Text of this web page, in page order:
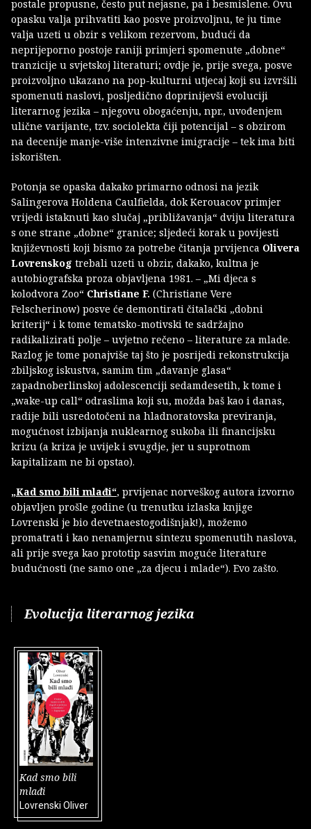
postale propusne, često put nejasne, pa i besmislene. Ovu
opasku valja prihvatiti kao posve proizvoljnu, te ju time
valja uzeti u obzir s velikom rezervom, budući da
neprijeporno postoje raniji primjeri spomenute „dobne“
tranzicije u svjetskoj literaturi; ovdje je, prije svega, posve
proizvoljno ukazano na pop-kulturni utjecaj koji su izvršili
spomenuti naslovi, posljedično doprinijevši evoluciji
literarnog jezika – njegovu obogaćenju, npr., uvođenjem
ulične varijante, tzv. sociolekta čiji potencijal – s obzirom
na decenije manje-više intenzivne imigracije – tek ima biti
iskorišten.
Potonja se opaska dakako primarno odnosi na jezik
Salingerova Holdena Caulfielda, dok Kerouacov primjer
vrijedi istaknuti kao slučaj „približavanja“ dviju literatura
s one strane „dobne“ granice; sljedeći korak u povijesti
književnosti koji bismo za potrebe čitanja prvijenca Olivera
Lovrenskog trebali uzeti u obzir, dakako, kultna je
autobiografska proza objavljena 1981. – „Mi djeca s
kolodvora Zoo“ Christiane F. (Christiane Vere
Felscherinow) posve će demontirati čitalački „dobni
kriterij“ i k tome tematsko-motivski te sadržajno
radikalizirati polje – uvjetno rečeno – literature za mlade.
Razlog je tome ponajviše taj što je posrijedi rekonstrukcija
zbiljskog iskustva, samim tim „davanje glasa“
zapadnoberlinskoj adolescenciji sedamdesetih, k tome i
„wake-up call“ odraslima koji su, možda baš kao i danas,
radije bili usredotočeni na hladnoratovska previranja,
mogućnost izbijanja nuklearnog sukoba ili financijsku
krizu (a kriza je uvijek i svugdje, jer u suprotnom
kapitalizam ne bi opstao).
„Kad smo bili mlađi“, prvijenac norveškog autora izvorno
objavljen prošle godine (u trenutku izlaska knjige
Lovrenski je bio devetnaestogodišnjak!), možemo
promatrati i kao nenamjernu sintezu spomenutih naslova,
ali prije svega kao prototip sasvim moguće literature
budućnosti (ne samo one „za djecu i mlade“). Evo zašto.
Evolucija literarnog jezika
Kad smo bili
mlađi
Lovrenski Oliver